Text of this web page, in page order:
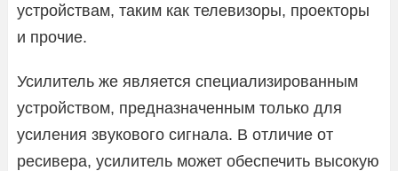
устройствам, таким как телевизоры, проекторы
и прочие.
Усилитель же является специализированным
устройством, предназначенным только для
усиления звукового сигнала. В отличие от
ресивера, усилитель может обеспечить высокую